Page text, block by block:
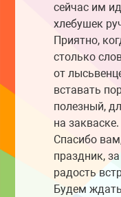
сейчас им
хлебушек
Приятно,
столько
от
вставать
полезный,
на закваске.
Спасибо
праздник,
радость
Будем